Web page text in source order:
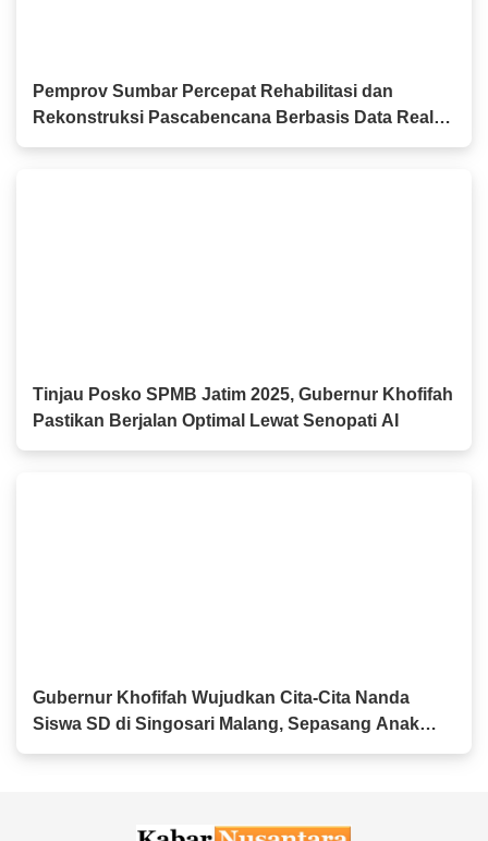
Pemprov Sumbar Percepat Rehabilitasi dan
Rekonstruksi Pascabencana Berbasis Data Real
Time
Tinjau Posko SPMB Jatim 2025, Gubernur Khofifah
Pastikan Berjalan Optimal Lewat Senopati AI
Gubernur Khofifah Wujudkan Cita-Cita Nanda
Siswa SD di Singosari Malang, Sepasang Anak
Sapi Beserta Kandangnya Jadi Hadiah Istimewa